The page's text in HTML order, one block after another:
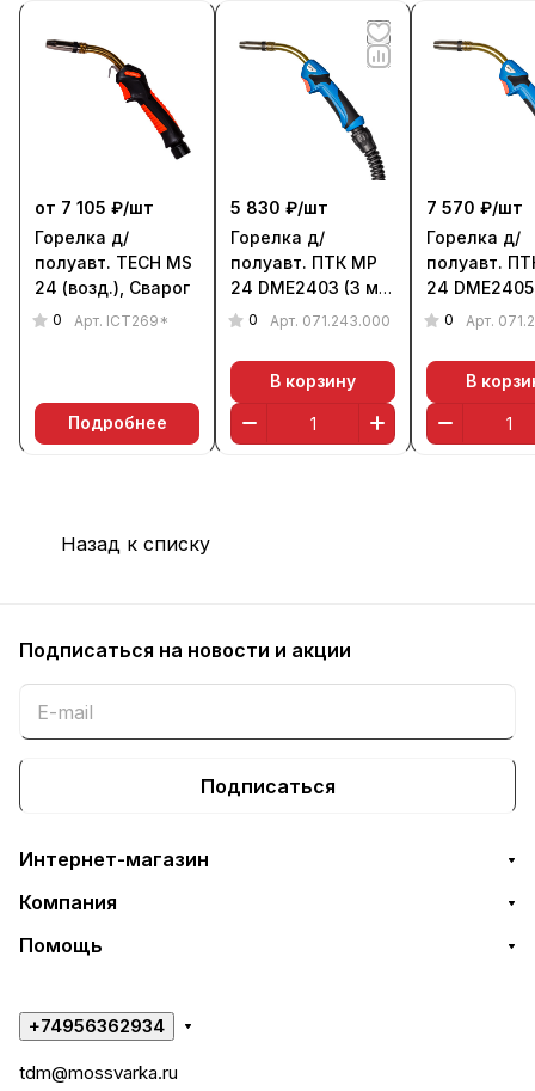
от 7 105 ₽/шт
Горелка д/
полуавт. TECH MS
24 (возд.), Сварог
0 Арт. ICT269*
Подробнее
5 830 ₽/шт
Горелка д/
полуавт. ПТК MP
24 DME2403 (3 м,
возд.)
0 Арт. 071.243.000
В корзину
7 570 ₽/шт
Горелка д/
полуавт.
24
возд.)
0 Арт.
В
Назад к списку
Подписаться на новости и акции
Подписаться
Интернет-магазин
Компания
Помощь
+74956362934
tdm@mossvarka.ru